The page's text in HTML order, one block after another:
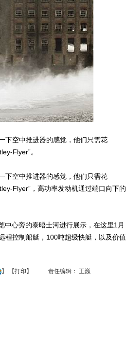
空中推进器的感觉，他们只需花
Flyer”。
空中推进器的感觉，他们只需花
Flyer”，高功率发动机通过端口向下的
心旁的泰晤士河进行展示，在这里1月
程控制船艇，100吨超级快艇，以及价值
】 【打印 】 责任编辑： 王巍